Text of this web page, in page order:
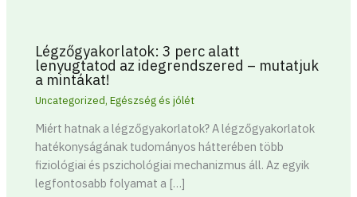
Légzőgyakorlatok: 3 perc alatt
lenyugtatod az idegrendszered – mutatjuk
a mintákat!
Uncategorized,Egészség és jólét
Miért hatnak a légzőgyakorlatok? A légzőgyakorlatok
hatékonyságának tudományos hátterében több
fiziológiai és pszichológiai mechanizmus áll. Az egyik
legfontosabb folyamat a […]